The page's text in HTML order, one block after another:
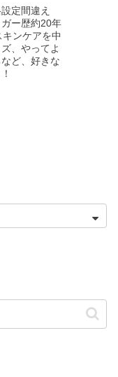
定間違え
ー歴約20年
ンケアを中
、やってよ
ど、好きな